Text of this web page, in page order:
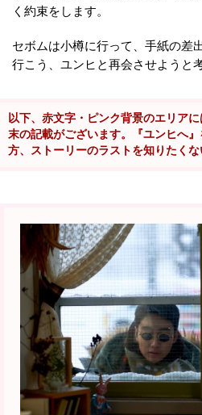
く約束をします。
セボムは小樽に行って、手紙の差
行こう、ユンヒと再会させようと
以下、赤文字・ピンク背景のエリア
末の記載がございます。『ユンヒへ
方、ストーリーのラストを知りたくな